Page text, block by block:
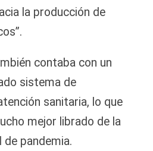
la producción de
contaba con un
sistema de
sanitaria, lo que
mejor librado de la
pandemia.